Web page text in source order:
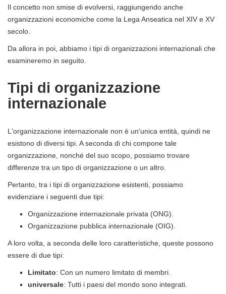
Il concetto non smise di evolversi, raggiungendo anche
organizzazioni economiche come la Lega Anseatica nel XIV e XV
secolo.
Da allora in poi, abbiamo i tipi di organizzazioni internazionali che
esamineremo in seguito.
Tipi di organizzazione
internazionale
L'organizzazione internazionale non è un'unica entità, quindi ne
esistono di diversi tipi. A seconda di chi compone tale
organizzazione, nonché del suo scopo, possiamo trovare
differenze tra un tipo di organizzazione o un altro.
Pertanto, tra i tipi di organizzazione esistenti, possiamo
evidenziare i seguenti due tipi:
Organizzazione internazionale privata (ONG).
Organizzazione pubblica internazionale (OIG).
A loro volta, a seconda delle loro caratteristiche, queste possono
essere di due tipi:
Limitato: Con un numero limitato di membri.
universale: Tutti i paesi del mondo sono integrati.